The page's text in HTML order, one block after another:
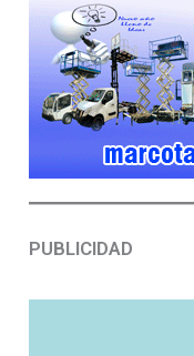
PUBLICIDAD